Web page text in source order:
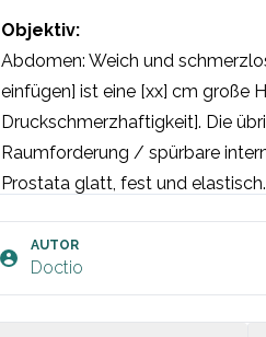
Objektiv:
Abdomen: Weich und
einfügen] ist eine [xx] cm große
Druckschmerzhaftigkeit]. Die
Raumforderung / spürbare
Prostata glatt, fest und elastisch.
AUTOR
Doctio